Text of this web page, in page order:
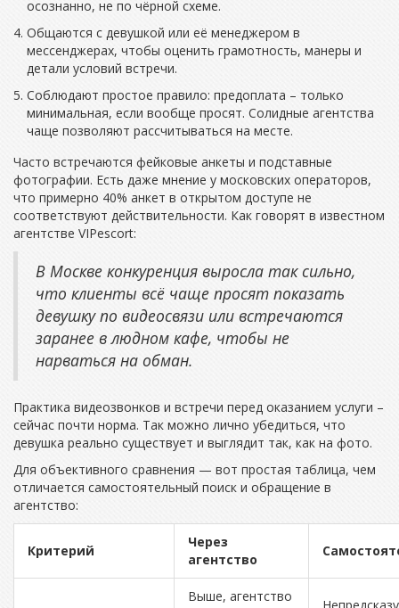
осознанно, не по чёрной схеме.
Общаются с девушкой или её менеджером в
мессенджерах, чтобы оценить грамотность, манеры и
детали условий встречи.
Соблюдают простое правило: предоплата – только
минимальная, если вообще просят. Солидные агентства
чаще позволяют рассчитываться на месте.
Часто встречаются фейковые анкеты и подставные
фотографии. Есть даже мнение у московских операторов,
что примерно 40% анкет в открытом доступе не
соответствуют действительности. Как говорят в известном
агентстве VIPescort:
В Москве конкуренция выросла так сильно,
что клиенты всё чаще просят показать
девушку по видеосвязи или встречаются
заранее в людном кафе, чтобы не
нарваться на обман.
Практика видеозвонков и встречи перед оказанием услуги –
сейчас почти норма. Так можно лично убедиться, что
девушка реально существует и выглядит так, как на фото.
Для объективного сравнения — вот простая таблица, чем
отличается самостоятельный поиск и обращение в
агентство:
Критерий
Через
агентство
Выше, агентство